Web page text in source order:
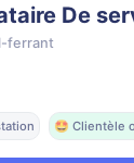
De
ferrant
🤩 Clientèle